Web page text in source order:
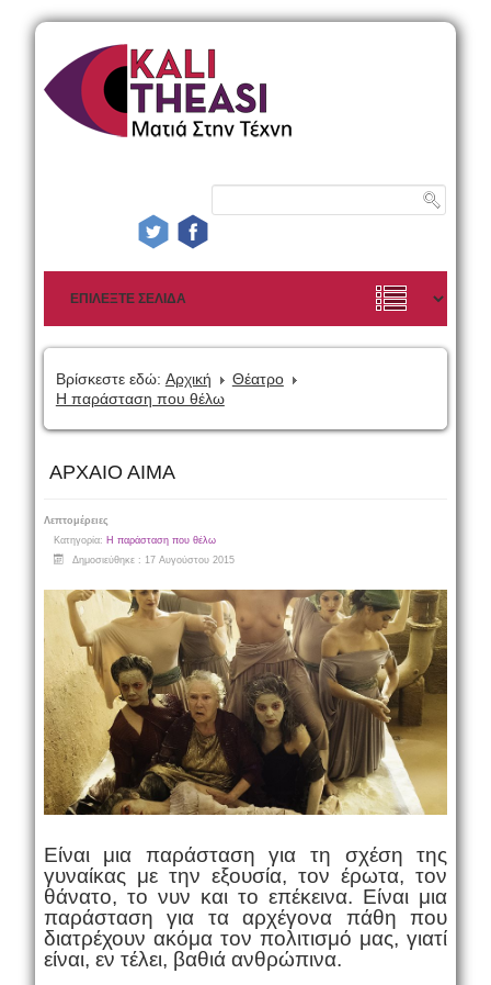
Βρίσκεστε εδώ: Αρχική
Θέατρο
Η παράσταση που θέλω
ΑΡΧΑΙΟ ΑΙΜΑ
Λεπτομέρειες
Κατηγορία: Η παράσταση που θέλω
Δημοσιεύθηκε : 17 Αυγούστου 2015
Είναι μια παράσταση για τη σχέση της
γυναίκας με την εξουσία, τον έρωτα, τον
θάνατο, το νυν και το επέκεινα. Είναι μια
παράσταση για τα αρχέγονα πάθη που
διατρέχουν ακόμα τον πολιτισμό μας, γιατί
είναι, εν τέλει, βαθιά ανθρώπινα.